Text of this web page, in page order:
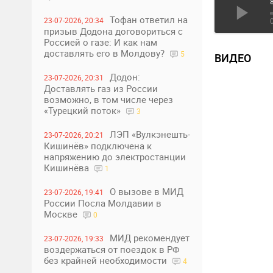
23-07-2026, 20:34
Тофан ответил на
призыв Додона договориться с
Россией о газе: И как нам
доставлять его в Молдову?
5
23-07-2026, 20:31
Додон:
Доставлять газ из России
возможно, в том числе через
«Турецкий поток»
3
23-07-2026, 20:21
ЛЭП «Вулкэнешть-
Кишинёв» подключена к
напряжению до электростанции
Кишинёва
1
23-07-2026, 19:41
О вызове в МИД
России Посла Молдавии в
Москве
0
23-07-2026, 19:33
МИД рекомендует
воздержаться от поездок в РФ
без крайней необходимости
4
ВИДЕО